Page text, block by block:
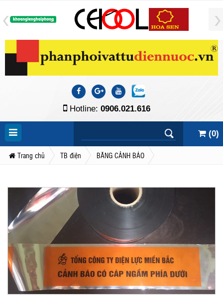
Hotline: 0906.021.616
(0)
Trang chủ TB điện BĂNG CẢNH BÁO